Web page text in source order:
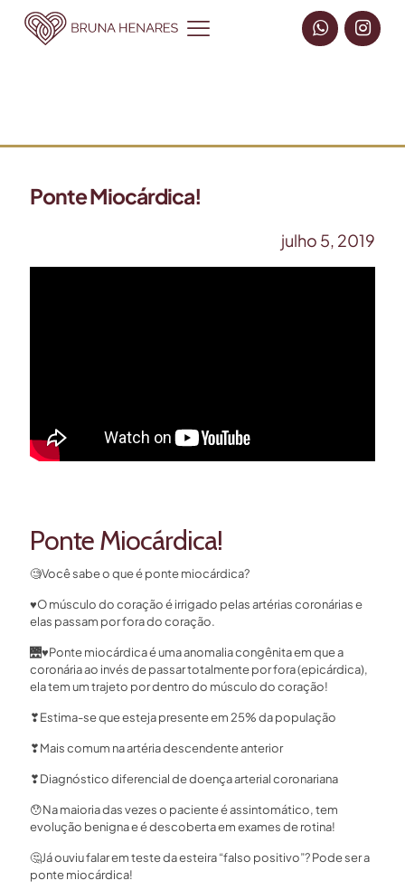
Ponte Miocárdica!
julho 5, 2019
Ponte Miocárdica!
🧐Você sabe o que é ponte miocárdica?
♥O músculo do coração é irrigado pelas artérias coronárias e
elas passam por fora do coração.
🌉♥Ponte miocárdica é uma anomalia congênita em que a
coronária ao invés de passar totalmente por fora (epicárdica),
ela tem um trajeto por dentro do músculo do coração!
❣Estima-se que esteja presente em 25% da população
❣Mais comum na artéria descendente anterior
❣Diagnóstico diferencial de doença arterial coronariana
😯Na maioria das vezes o paciente é assintomático, tem
evolução benigna e é descoberta em exames de rotina!
🤔Já ouviu falar em teste da esteira “falso positivo”? Pode ser a
ponte miocárdica!